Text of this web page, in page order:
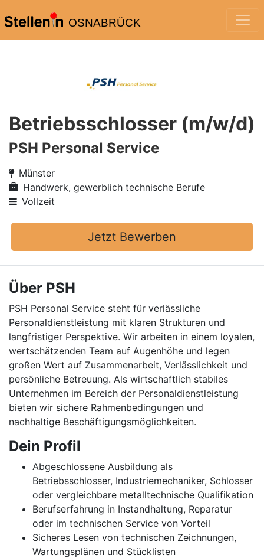
OSNABRÜCK
Betriebsschlosser (m/w/d)
PSH Personal Service
Münster
Handwerk, gewerblich technische Berufe
Vollzeit
Jetzt Bewerben
Über PSH
PSH Personal Service steht für verlässliche
Personaldienstleistung mit klaren Strukturen und
langfristiger Perspektive. Wir arbeiten in einem loyalen,
wertschätzenden Team auf Augenhöhe und legen
großen Wert auf Zusammenarbeit, Verlässlichkeit und
persönliche Betreuung. Als wirtschaftlich stabiles
Unternehmen im Bereich der Personaldienstleistung
bieten wir sichere Rahmenbedingungen und
nachhaltige Beschäftigungsmöglichkeiten.
Dein Profil
Abgeschlossene Ausbildung als
Betriebsschlosser, Industriemechaniker, Schlosser
oder vergleichbare metalltechnische Qualifikation
Berufserfahrung in Instandhaltung, Reparatur
oder im technischen Service von Vorteil
Sicheres Lesen von technischen Zeichnungen,
Wartungsplänen und Stücklisten